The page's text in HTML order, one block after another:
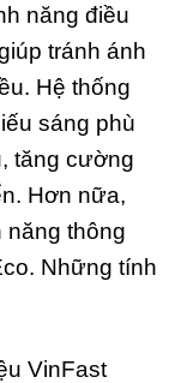
năng điều
tránh ánh
Hệ thống
sáng phù
tăng cường
Hơn nữa,
năng thông
Những tính
VinFast